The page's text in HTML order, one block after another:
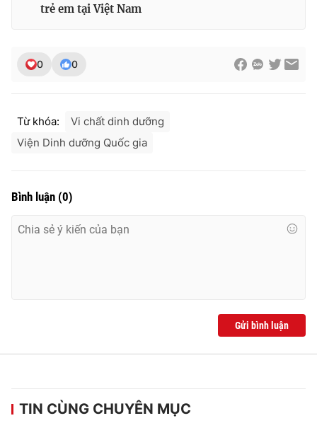
trẻ em tại Việt Nam
0 0
Từ khóa:
Vi chất dinh dưỡng
Viện Dinh dưỡng Quốc gia
Bình luận (0)
Gửi bình luận
TIN CÙNG CHUYÊN MỤC